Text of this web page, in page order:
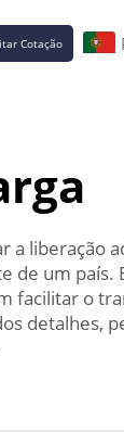
Cotação
a liberação
de um país.
facilitar o
detalhes,